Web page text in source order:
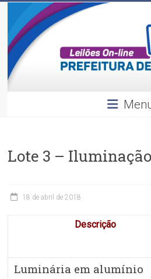
content
Leilões
Divulgação
dos
leilões
realizados
pela
Lote 3 – Iluminação
18 de abril de 2018
Descrição
Luminária em alumínio